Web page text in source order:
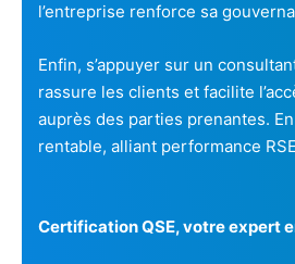
l’entreprise renforce sa
Enfin, s’appuyer sur un
rassure les clients et facilite
auprès des parties prenantes.
rentable, alliant performance
Certification QSE, votre expert